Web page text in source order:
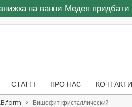
на ванни Медея придбати
СТАТТІ ПРО НАС КОНТАКТИ
> Бишофит кристаллический